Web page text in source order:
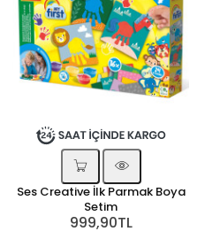
Ses Creative İlk Parmak Boya
Setim
999,90TL